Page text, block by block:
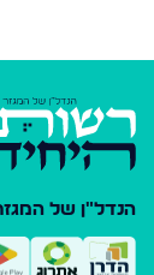
הנדל"ן של